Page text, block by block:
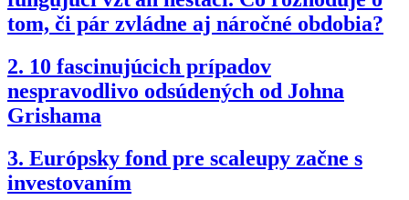
tom, či pár zvládne aj náročné obdobia?
2. 10 fascinujúcich prípadov
nespravodlivo odsúdených od Johna
Grishama
3. Európsky fond pre scaleupy začne s
investovaním